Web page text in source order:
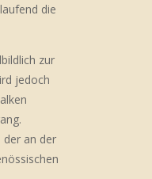
die
zur
jedoch
der an der